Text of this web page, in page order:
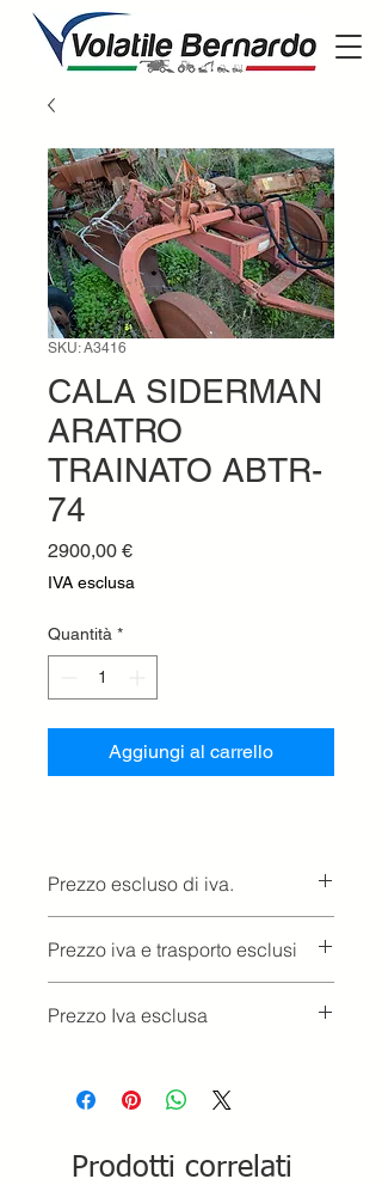
SKU: A3416
CALA SIDERMAN
ARATRO
TRAINATO ABTR-
74
2900,00 €Prezzo
IVA esclusa
Quantità *
Aggiungi al carrello
Prezzo escluso di iva.
Prezzo iva e trasporto esclusi
Prezzo Iva esclusa
Prodotti correlati